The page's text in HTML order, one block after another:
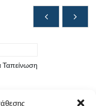
Ταπείνωση